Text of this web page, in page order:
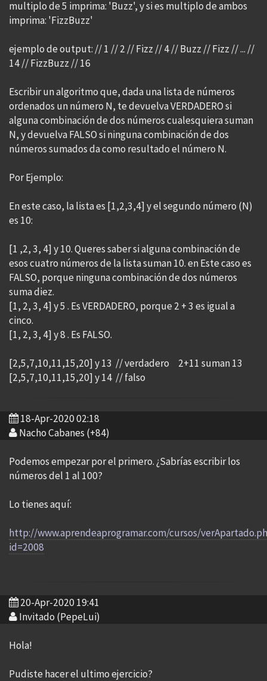
multiplo de 5 imprima: 'Buzz', y si es multiplo de ambos
imprima: 'FizzBuzz'
ejemplo de output: // 1 // 2 // Fizz // 4 // Buzz // Fizz // ... //
14 // FizzBuzz // 16
Escribir un algoritmo que, dada una lista de números
ordenados un número N, te devuelva VERDADERO si
alguna combinación de dos números cualesquiera suman
N, y devuelva FALSO si ninguna combinación de dos
números sumados da como resultado el número N.
Por Ejemplo:
En este caso, la lista es [1,2,3,4] y el segundo número (N)
es 10:
[1 ,2, 3, 4] y 10. Queres saber si alguna combinación de
esos cuatro números de la lista suman 10. en Este caso es
FALSO, porque ninguna combinación de dos números
suma diez.
[1, 2, 3, 4] y 5 . Es VERDADERO, porque 2 + 3 es igual a
cinco.
[1, 2, 3, 4] y 8 . Es FALSO.
[2,5,7,10,11,15,20] y 13 // verdadero 2+11 suman 13
[2,5,7,10,11,15,20] y 14 // falso
18-Apr-2020 02:18
Nacho Cabanes (+84)
Podemos empezar por el primero. ¿Sabrías escribir los
números del 1 al 100?
Lo tienes aquí:
http://www.aprendeaprogramar.com/cursos/
id=2008
20-Apr-2020 19:41
Invitado (PepeLui)
Hola!
Pudiste hacer el ultimo ejercicio?